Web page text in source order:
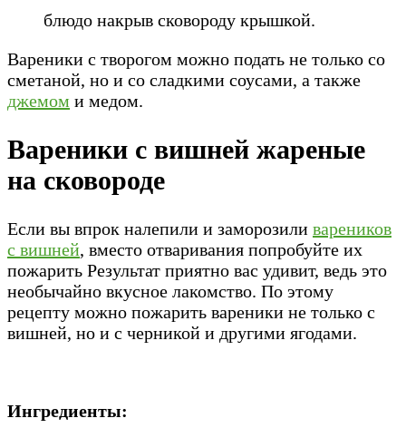
блюдо накрыв сковороду крышкой.
Вареники с творогом можно подать не только со
сметаной, но и со сладкими соусами, а также
джемом и медом.
Вареники с вишней жареные
на сковороде
Если вы впрок налепили и заморозили вареников
с вишней, вместо отваривания попробуйте их
пожарить Результат приятно вас удивит, ведь это
необычайно вкусное лакомство. По этому
рецепту можно пожарить вареники не только с
вишней, но и с черникой и другими ягодами.
Ингредиенты: